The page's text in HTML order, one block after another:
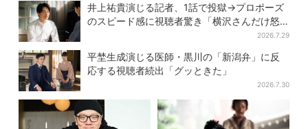
井上祐貴演じる記者、1話で投獄→プロポーズ
のスピード感に視聴者驚き「横沢さんだけ怒
2026.7.29
平埜生成演じる医師・黒川の「新潟弁」に反
応する視聴者続出「グッときた」
2026.7.30